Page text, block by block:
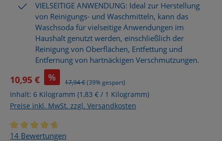
VIELSEITIGE ANWENDUNG: Ideal zur Herstellung
von Reinigungs- und Waschmitteln, kann das
Waschsoda für vielseitige Anwendungen im
Haushalt genutzt werden, einschließlich der
Reinigung von Oberflächen, Entfettung und
Entfernung von hartnäckigen Verschmutzungen.
10,95 € % Regulärer Preis:
17,94 €(39% gespart)
Inhalt: 6 Kilogramm (1,83 € / 1 Kilogramm)
Preise inkl. MwSt. zzgl. Versandkosten
Durchschnittliche Bewertung von 4.8 von 5 Sternen
14 Bewertungen